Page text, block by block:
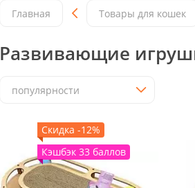
Главная Товары для кошек
Развивающие
популярности
Скидка -12%
Кэшбэк 33 баллов